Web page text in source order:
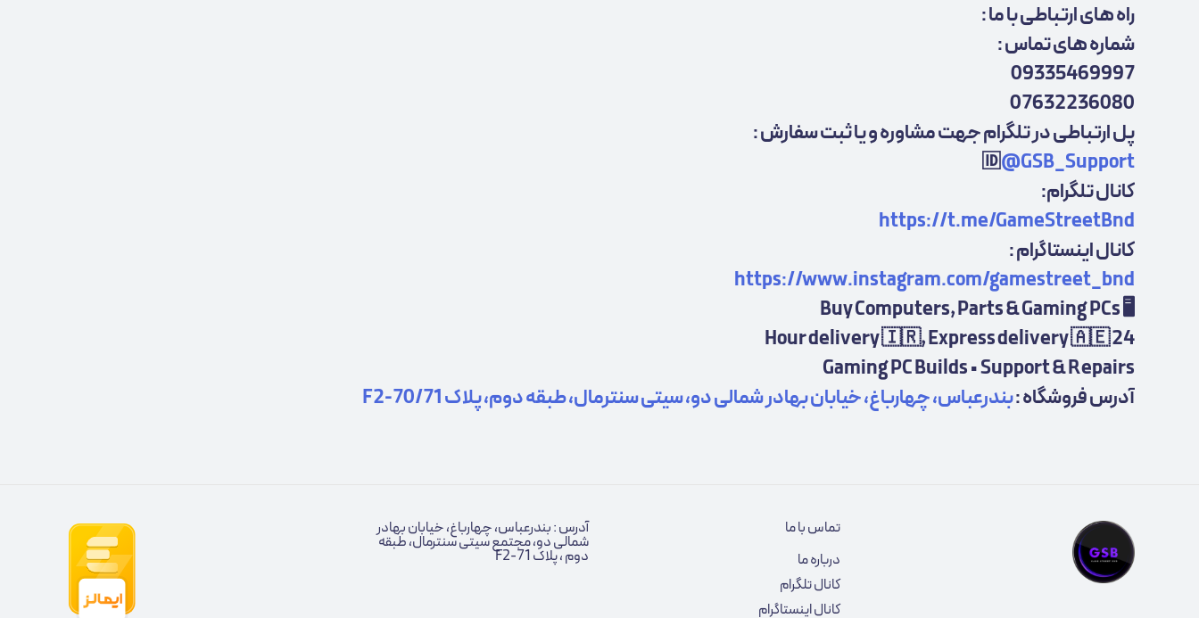
راه های ارتباطی با ما :
شماره های تماس :
09335469997
07632236080
پل ارتباطی در تلگرام جهت مشاوره و یا ثبت سفارش :
🆔@GSB_Support
کانال تلگرام:
https://t.me/GameStreetBnd
کانال اینستاگرام :
https://www.instagram.com/gamestreet_bnd
🖥 Buy Computers, Parts & Gaming PCs
24 Hour delivery 🇮🇷, Express delivery 🇦🇪
Gaming PC Builds • Support & Repairs
آدرس فروشگاه :بندرعباس، چهارباغ، خیابان بهادر شمالی دو، سیتی سنترمال، طبقه دوم، پلاک F2-70/71
تماس با ما
درباره ما
کانال تلگرام
کانال اینستاگرام
آدرس : بندرعباس، چهارباغ، خیابان بهادر
شمالی دو، مجتمع سیتی سنترمال، طبقه
دوم ، پلاک F2-71